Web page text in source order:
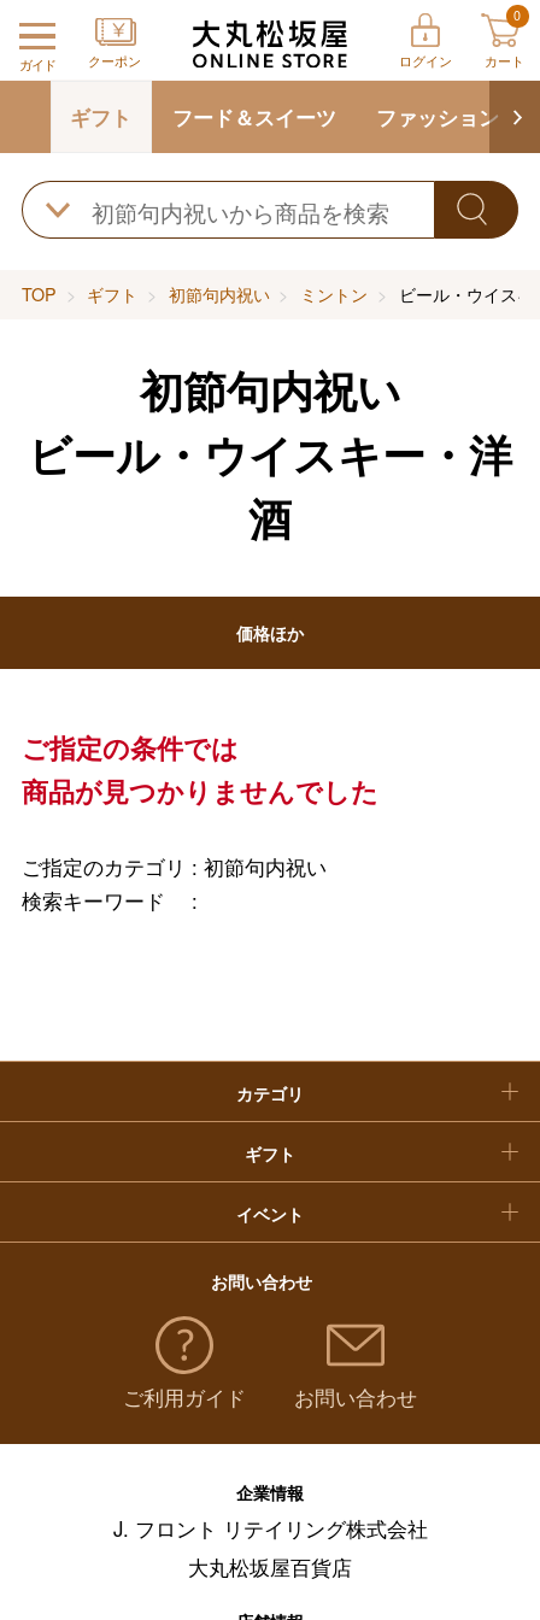
ガイド クーポン ログイン
0
カート
ギフト フード＆スイーツ ファッション
TOP ギフト 初節句内祝い ミントン ビール・ウイスキ
初節句内祝い
ビール・ウイスキー・洋
酒
ご指定の条件では
商品が見つかりませんでした
ご指定のカテゴリ : 初節句内祝い
検索キーワード :
価格ほか
カテゴリ
フード＆スイーツ
ホーム＆インテリア
ギフト
結婚内祝い
イベント
母の日
お中元
敬老の日
福袋
お問い合わせ
ご利用ガイド お問い合わせ
企業情報
J. フロント リテイリング株式会社
大丸松坂屋百貨店